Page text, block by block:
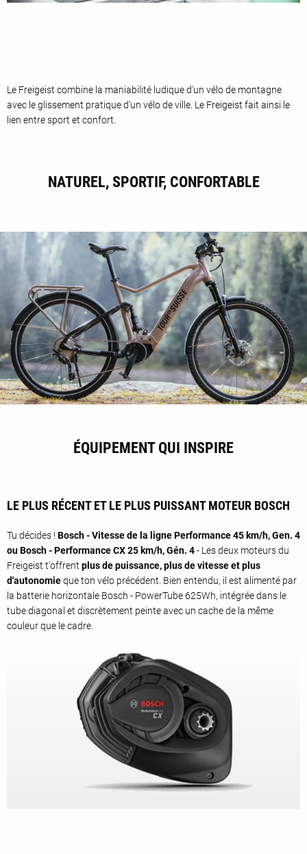
Le Freigeist combine la maniabilité ludique d'un vélo de montagne
avec le glissement pratique d'un vélo de ville. Le Freigeist fait ainsi le
lien entre sport et confort.
NATUREL, SPORTIF, CONFORTABLE
ÉQUIPEMENT QUI INSPIRE
LE PLUS RÉCENT ET LE PLUS PUISSANT MOTEUR BOSCH
Tu décides ! Bosch - Vitesse de la ligne Performance 45 km/h, Gen. 4
ou Bosch - Performance CX 25 km/h, Gén. 4- Les deux moteurs du
Freigeist t'offrent plus de puissance, plus de vitesse et plus
d'autonomieque ton vélo précédent. Bien entendu, il est alimenté par
la batterie horizontale Bosch - PowerTube 625Wh, intégrée dans le
tube diagonal et discrètement peinte avec un cache de la même
couleur que le cadre.